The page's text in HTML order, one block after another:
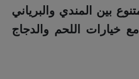
بين المندي والبرياني
خيارات اللحم والدجاج